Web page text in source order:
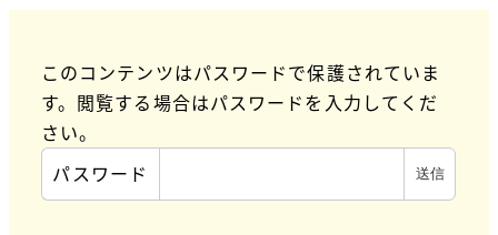
このコンテンツはパスワードで保護されていま
す。閲覧する場合はパスワードを入力してくだ
さい。
パスワード